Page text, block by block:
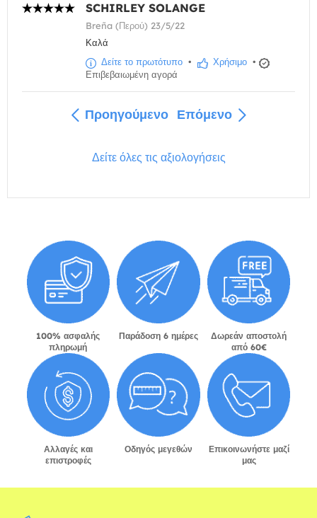
SCHIRLEY SOLANGE
Breña (Περού) 23/5/22
Καλά
Δείτε το πρωτότυπο • Χρήσιμο •
Επιβεβαιωμένη αγορά
Προηγούμενο Επόμενο
Δείτε όλες τις αξιολογήσεις
100% ασφαλής
πληρωμή
Παράδοση 6 ημέρες
Δωρεάν αποστολή
από 60€
Αλλαγές και
επιστροφές
Οδηγός μεγεθών
Επικοινωνήστε μαζί
μας